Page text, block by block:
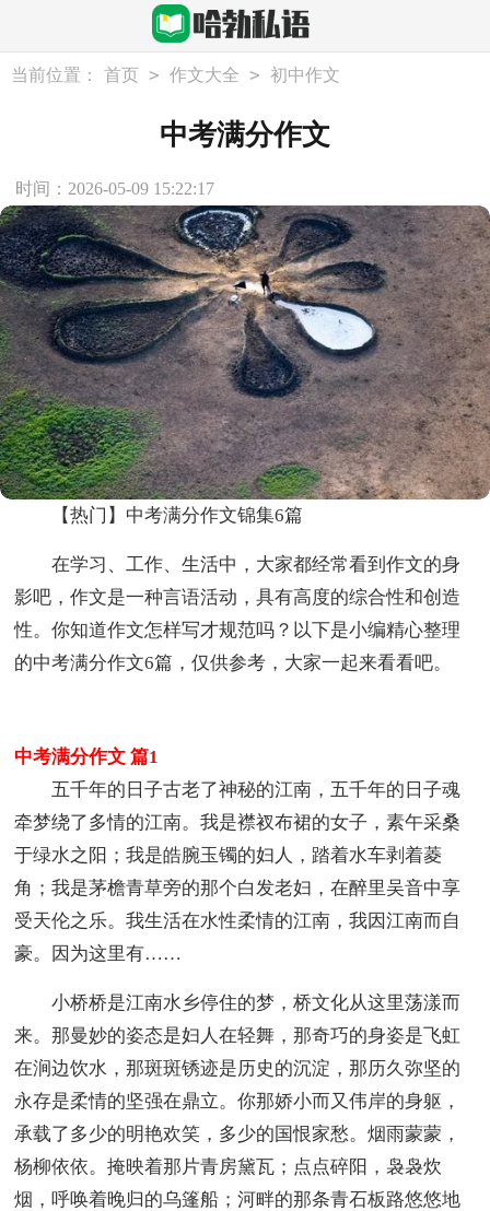
当前位置： 首页 > 作文大全 > 初中作文
中考满分作文
时间：2026-05-09 15:22:17
【热门】中考满分作文锦集6篇
在学习、工作、生活中，大家都经常看到作文的身
影吧，作文是一种言语活动，具有高度的综合性和创造
性。你知道作文怎样写才规范吗？以下是小编精心整理
的中考满分作文6篇，仅供参考，大家一起来看看吧。
中考满分作文 篇1
五千年的日子古老了神秘的江南，五千年的日子魂
牵梦绕了多情的江南。我是襟衩布裙的女子，素午采桑
于绿水之阳；我是皓腕玉镯的妇人，踏着水车剥着菱
角；我是茅檐青草旁的那个白发老妇，在醉里吴音中享
受天伦之乐。我生活在水性柔情的江南，我因江南而自
豪。因为这里有……
小桥桥是江南水乡停住的梦，桥文化从这里荡漾而
来。那曼妙的姿态是妇人在轻舞，那奇巧的身姿是飞虹
在涧边饮水，那斑斑锈迹是历史的沉淀，那历久弥坚的
永存是柔情的坚强在鼎立。你那娇小而又伟岸的身躯，
承载了多少的明艳欢笑，多少的国恨家愁。烟雨蒙蒙，
杨柳依依。掩映着那片青房黛瓦；点点碎阳，袅袅炊
烟，呼唤着晚归的乌篷船；河畔的那条青石板路悠悠地